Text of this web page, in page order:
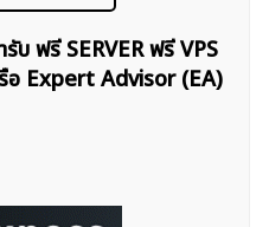
บ ฟรี SERVER ฟรี VPS
อ Expert Advisor (EA)